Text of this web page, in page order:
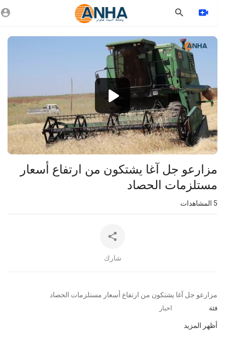
Video
Player
360p
240p
auto
⁣مزارعو جل آغا يشتكون من ارتفاع أسعار
مستلزمات الحصاد
المشاهدات
شارك
⁣مزارعو جل آغا يشتكون من ارتفاع أسعار مستلزمات الحصاد
فئة اخبار
أظهر المزيد